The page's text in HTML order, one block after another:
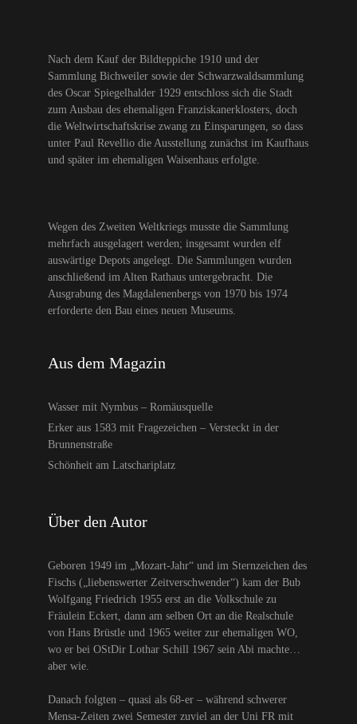
Nach dem Kauf der Bildteppiche 1910 und der
Sammlung Bichweiler sowie der Schwarzwaldsammlung
des Oscar Spiegelhalder 1929 entschloss sich die Stadt
zum Ausbau des ehemaligen Franziskanerklosters, doch
die Weltwirtschaftskrise zwang zu Einsparungen, so dass
unter Paul Revellio die Ausstellung zunächst im Kaufhaus
und später im ehemaligen Waisenhaus erfolgte.
Wegen des Zweiten Weltkriegs musste die Sammlung
mehrfach ausgelagert werden; insgesamt wurden elf
auswärtige Depots angelegt. Die Sammlungen wurden
anschließend im Alten Rathaus untergebracht. Die
Ausgrabung des Magdalenenbergs von 1970 bis 1974
erforderte den Bau eines neuen Museums.
Aus dem Magazin
Wasser mit Nymbus – Romäusquelle
Erker aus 1583 mit Fragezeichen – Versteckt in der
Brunnenstraße
Schönheit am Latschariplatz
Über den Autor
Geboren 1949 im „Mozart-Jahr“ und im Sternzeichen des
Fischs („liebenswerter Zeitverschwender“) kam der Bub
Wolfgang Friedrich 1955 erst an die Volkschule zu
Fräulein Eckert, dann am selben Ort an die Realschule
von Hans Brüstle und 1965 weiter zur ehemaligen WO,
wo er bei OStDir Lothar Schill 1967 sein Abi machte…
aber wie.
Danach folgten – quasi als 68-er – während schwerer
Mensa-Zeiten zwei Semester zuviel an der Uni FR mit